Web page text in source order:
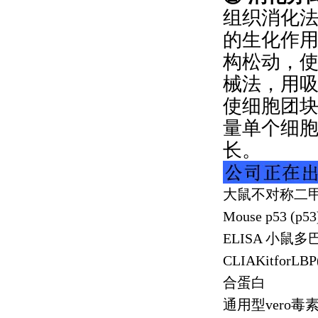
组织消化
的生化作
构松动，
械法，用
使细胞团
量单个细
长。
大鼠不对称二
Mouse p53
ELISA 小鼠多
合蛋白
通用型vero毒